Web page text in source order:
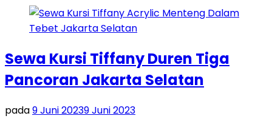
Sewa Kursi Tiffany Duren Tiga
Pancoran Jakarta Selatan
pada9 Juni 20239 Juni 2023